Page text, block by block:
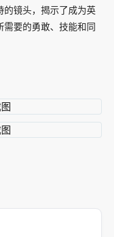
的镜头，揭示了成为英
要的勇敢、技能和同